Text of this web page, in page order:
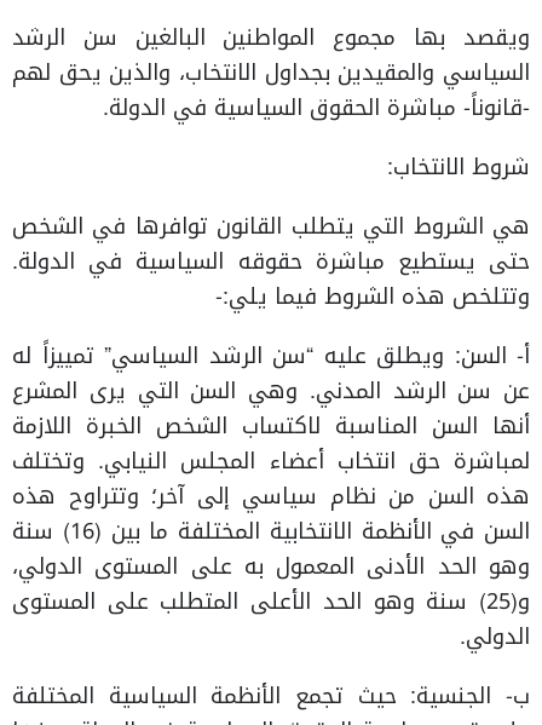
ويقصد بها مجموع المواطنين البالغين سن الرشد
السياسي والمقيدين بجداول الانتخاب، والذين يحق لهم
-قانوناً- مباشرة الحقوق السياسية في الدولة.
شروط الانتخاب:
هي الشروط التي يتطلب القانون توافرها في الشخص
حتى يستطيع مباشرة حقوقه السياسية في الدولة.
وتتلخص هذه الشروط فيما يلي:-
أ‌- السن: ويطلق عليه “سن الرشد السياسي” تمييزاً له
عن سن الرشد المدني. وهي السن التي يرى المشرع
أنها السن المناسبة لاكتساب الشخص الخبرة اللازمة
لمباشرة حق انتخاب أعضاء المجلس النيابي. وتختلف
هذه السن من نظام سياسي إلى آخر؛ وتتراوح هذه
السن في الأنظمة الانتخابية المختلفة ما بين (16) سنة
وهو الحد الأدنى المعمول به على المستوى الدولي،
و(25) سنة وهو الحد الأعلى المتطلب على المستوى
الدولي.
ب‌- الجنسية: حيث تجمع الأنظمة السياسية المختلفة